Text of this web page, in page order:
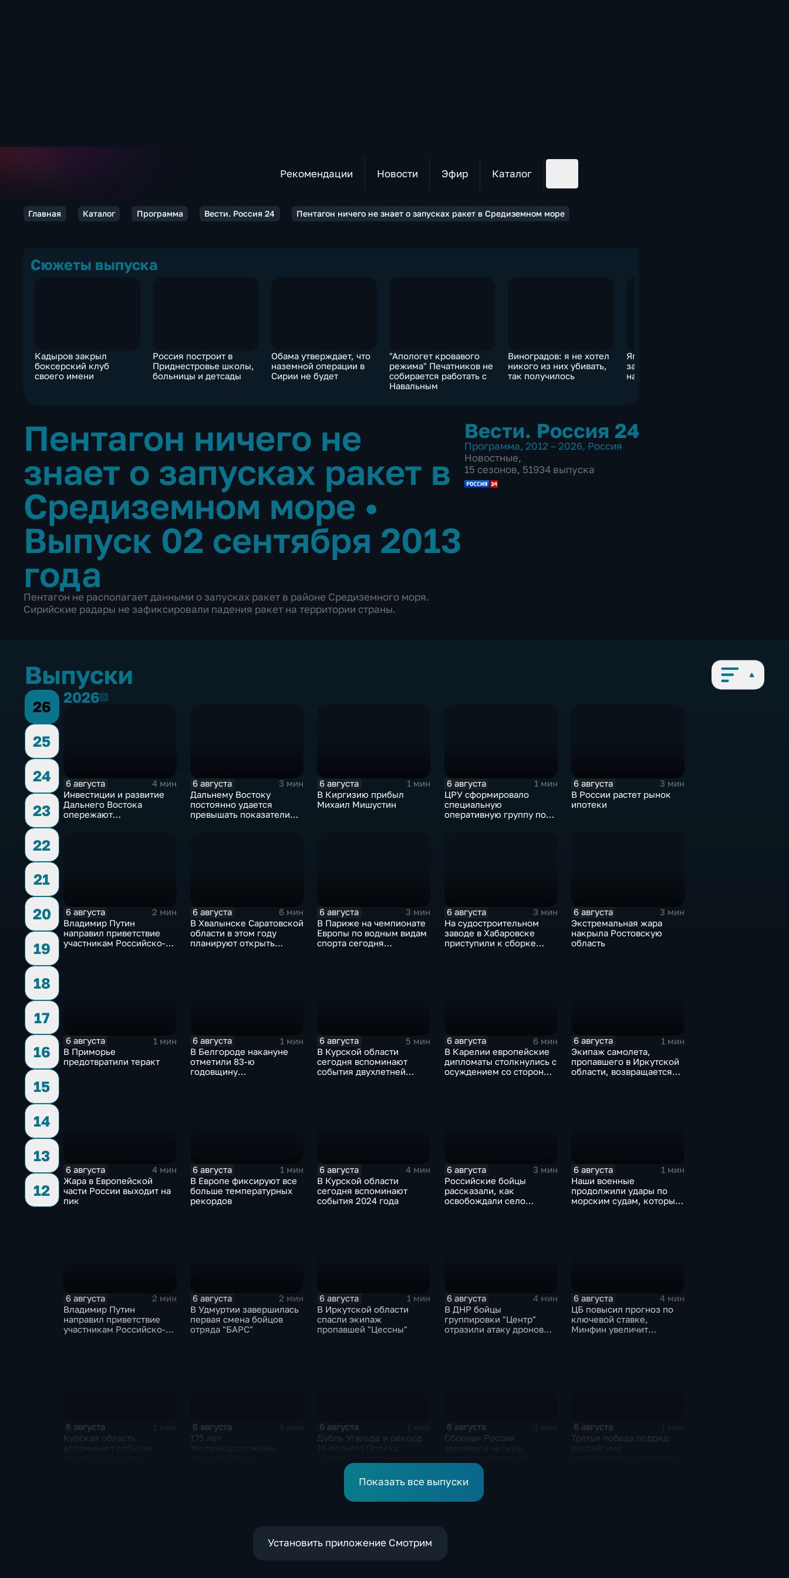
Рекомендации Новости Эфир Каталог
Главная Каталог Программа Вести. Россия 24 Пентагон ничего не знает о запусках ракет в Средиземном море
Сюжеты выпуска
Кадыров закрыл
боксерский клуб
своего имени
Россия построит в
Приднестровье школы,
больницы и детсады
Обама утверждает, что
наземной операции в
Сирии не будет
"Апологет кровавого
режима" Печатников не
собирается работать с
Навальным
Виноградов: я не хотел
никого из них убивать,
так получилось
Японцы хотят
заморозить радиацию
на АЭС "Фукусима"
Пентагон ничего не
знает о запусках ракет в
Средиземном море •
Выпуск 02 сентября 2013
года
Пентагон не располагает данными о запусках ракет в районе Средиземного моря.
Сирийские радары не зафиксировали падения ракет на территории страны.
Вести. Россия 24
Программа, 2012 – 2026, Россия
Новостные,
15 сезонов, 51934 выпуска
Выпуски
26
25
24
23
22
21
20
19
18
17
16
15
14
13
12
20262026
6 августа
4 мин
Инвестиции и развитие
Дальнего Востока
опережают
6 августа
3 мин
Дальнему Востоку
постоянно удается
превышать показатели
6 августа
1 мин
В Киргизию прибыл
Михаил Мишустин
6 августа
1 мин
ЦРУ сформировало
специальную
оперативную группу по
6 августа
3 мин
В России растет рынок
ипотеки
6 августа
2 мин
Владимир Путин
направил приветствие
участникам Российско-
6 августа
6 мин
В Хвалынске Саратовской
области в этом году
планируют открыть
6 августа
3 мин
В Париже на чемпионате
Европы по водным видам
спорта сегодня
6 августа
3 мин
На судостроительном
заводе в Хабаровске
приступили к сборке
6 августа
3 мин
Экстремальная жара
накрыла Ростовскую
область
6 августа
1 мин
В Приморье
предотвратили теракт
6 августа
1 мин
В Белгороде накануне
отметили 83-ю
годовщину
6 августа
5 мин
В Курской области
сегодня вспоминают
события двухлетней
6 августа
6 мин
В Карелии европейские
дипломаты столкнулись с
осуждением со стороны
6 августа
1 мин
Экипаж самолета,
пропавшего в Иркутской
области, возвращается
6 августа
4 мин
Жара в Европейской
части России выходит на
пик
6 августа
1 мин
В Европе фиксируют все
больше температурных
рекордов
6 августа
4 мин
В Курской области
сегодня вспоминают
события 2024 года
6 августа
3 мин
Российские бойцы
рассказали, как
освобождали село
6 августа
1 мин
Наши военные
продолжили удары по
морским судам, которые
6 августа
2 мин
Владимир Путин
направил приветствие
участникам Российско-
6 августа
2 мин
В Удмуртии завершилась
первая смена бойцов
отряда "БАРС"
6 августа
1 мин
В Иркутской области
спасли экипаж
пропавшей "Цессны"
6 августа
4 мин
В ДНР бойцы
группировки "Центр"
отразили атаку дронов
6 августа
4 мин
ЦБ повысил прогноз по
ключевой ставке,
Минфин увеличит
6 августа
Курская область
6 августа
175 лет
6 августа
Дубль Угальде и рекорд
"Оренбург" в Кубке
6 августа
Сборная России
второй день КМ по
зимнему плаванию
6 августа
Третья победа подряд:
Показать все выпуски
Установить приложение Смотрим